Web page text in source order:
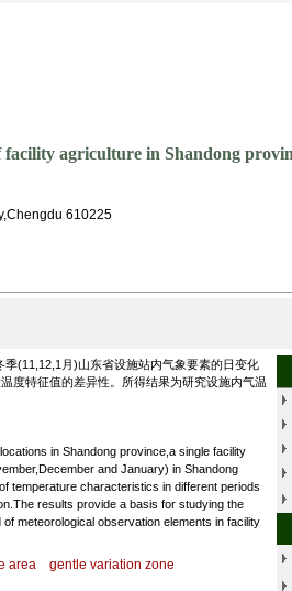
facility agriculture in Shandong
610225
(11,12,1月)山东省设施站内气象要素的日变化
度特征值的差异性。所得结果为研究设施内气温
in Shandong province,a single facility
and January) in Shandong
temperature characteristics in different periods
results provide a basis for studying the
meteorological observation elements in facility
area gentle variation zone